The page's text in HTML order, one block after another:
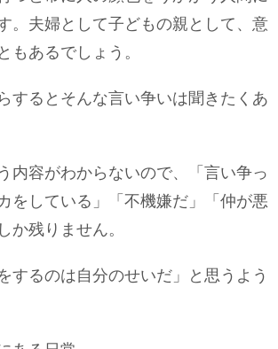
しいおにぎりは握り方じゃない！？ご飯の炊
ダブルに大人２人はキツイ！ホテルの「セミ
ブル」の意味
。夫婦として子どもの親として、意
もあるでしょう。
するとそんな言い争いは聞きたくあ
内容がわからないので、「言い争っ
をしている」「不機嫌だ」「仲が悪
か残りません。
するのは自分のせいだ」と思うよう